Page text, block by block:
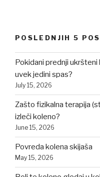
POSLEDNJIH 5
Pokidani prednji ukršteni
uvek jedini spas?
July 15, 2026
Zašto fizikalna terapija
izleči koleno?
June 15, 2026
Povreda kolena skijaša
May 15, 2026